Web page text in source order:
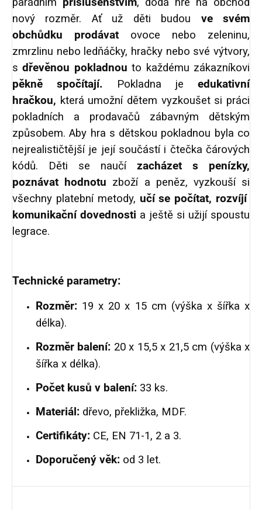
parádním příslušenstvím, dodá hře na obchod
nový rozměr. Ať už děti budou ve svém
obchůdku prodávat ovoce nebo zeleninu,
zmrzlinu nebo ledňáčky, hračky nebo své výtvory,
sdřevěnou pokladnou to každému zákazníkovi
pěkně spočítají. Pokladna je edukativní
hračkou, která umožní dětem vyzkoušet si práci
pokladních a prodavačů zábavným dětským
způsobem. Aby hra s dětskou pokladnou byla co
nejrealističtější je její součástí i čtečka čárových
kódů. Děti se naučízacházet s penízky,
poznávat hodnotu zboží a peněz, vyzkouší si
všechny platební metody, učí se počítat, rozvíjí
komunikační dovednosti a ještě si užijí spoustu
legrace.
Technické parametry:
Rozměr: 19 x 20 x 15 cm (výška x šířka x
délka).
Rozměr balení: 20 x 15,5 x 21,5 cm (výška x
šířka x délka).
Počet kusů v balení: 33 ks.
Materiál: dřevo, překližka, MDF.
Certifikáty: CE, EN 71-1, 2 a 3.
Doporučený věk: od 3 let.